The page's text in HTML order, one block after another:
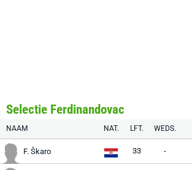
Selectie Ferdinandovac
NAAM NAT. LFT. WEDS.
F. Škaro 33 -